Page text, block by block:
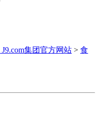
J9.com集团官方网站 > 食